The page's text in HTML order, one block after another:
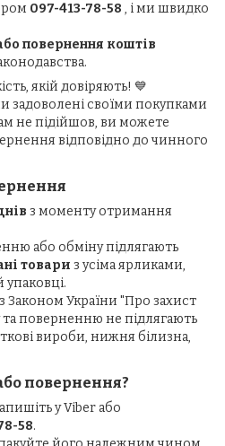
097-413-78-58 , і ми швидко
повернення коштів
якій довіряють! 💙
задоволені своїми покупками
не підійшов, ви можете
відповідно до чинного
з моменту отримання
або обміну підлягають
товари з усіма ярликами,
упаковці.
Законом України "Про захист
та поверненню не підлягають
вироби, нижня білизна,
повернення?
у Viber або
58.